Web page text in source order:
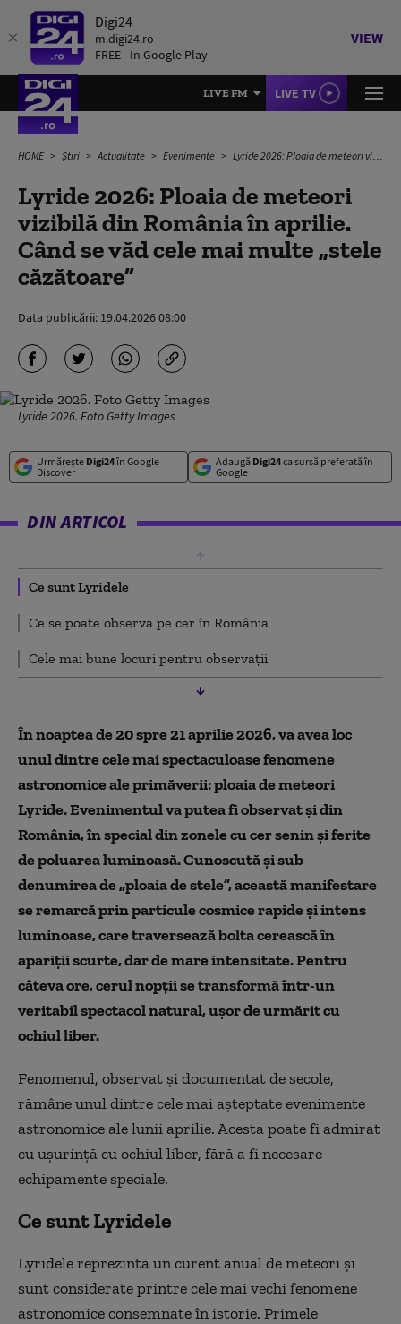
Digi24
m.digi24.ro
FREE - In Google Play
VIEW
LIVE FM LIVE TV
HOME Știri Actualitate Evenimente Lyride 2026: Ploaia de meteori vizibilă din România în aprilie. Când se văd cele mai multe „stele căzătoare”
Lyride 2026: Ploaia de meteori
vizibilă din România în aprilie.
Când se văd cele mai multe „stele
căzătoare”
Data publicării: 19.04.2026 08:00
Lyride 2026. Foto Getty Images
Urmărește Digi24în Google
Discover
Adaugă Digi24ca sursă preferată în
Google
DIN ARTICOL
Ce sunt Lyridele
Ce se poate observa pe cer în România
Cele mai bune locuri pentru observații
În noaptea de 20 spre 21 aprilie 2026, va avea loc
unul dintre cele mai spectaculoase fenomene
astronomice ale primăverii: ploaia de meteori
Lyride. Evenimentul va putea fi observat și din
România, în special din zonele cu cer senin și ferite
de poluarea luminoasă. Cunoscută și sub
denumirea de „ploaia de stele”, această manifestare
se remarcă prin particule cosmice rapide și intens
luminoase, care traversează bolta cerească în
apariții scurte, dar de mare intensitate. Pentru
câteva ore, cerul nopții se transformă într-un
veritabil spectacol natural, ușor de urmărit cu
ochiul liber.
Fenomenul, observat și documentat de secole,
rămâne unul dintre cele mai așteptate evenimente
astronomice ale lunii aprilie. Acesta poate fi admirat
cu ușurință cu ochiul liber, fără a fi necesare
echipamente speciale.
Ce sunt Lyridele
Lyridele reprezintă un curent anual de meteori și
sunt considerate printre cele mai vechi fenomene
astronomice consemnate în istorie. Primele